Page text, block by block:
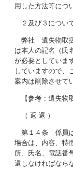
用した方法等につ
２及び３につい
弊社「遺失物取
は本人の記名（氏
が必要としていま
していますので、
案内は削除させて
【参考：遺失物
（ 返 還 ）
第１４条 係員
場合は、内容、特
所、氏名、電話番
還しなければなら